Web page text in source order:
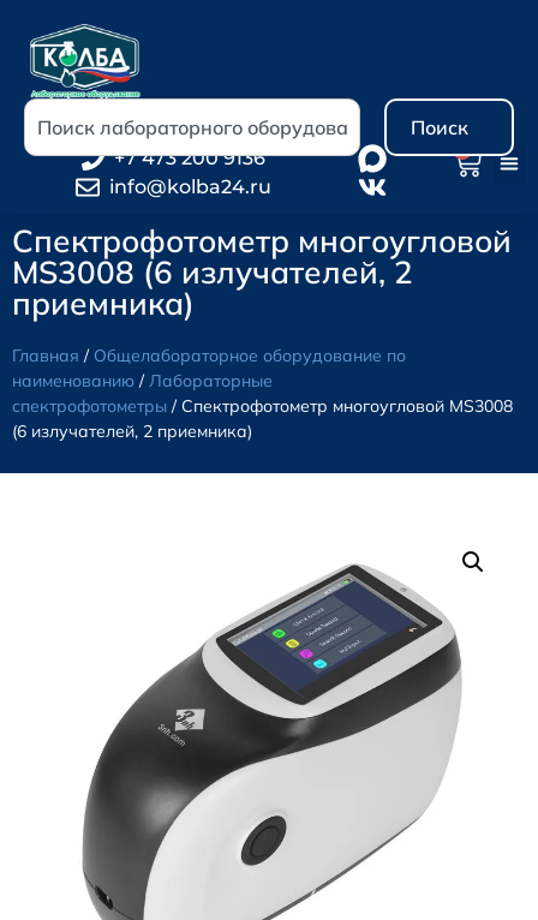
Поиск
+7 473 200 9136
info@kolba24.ru
Спектрофотометр многоугловой
MS3008 (6 излучателей, 2
приемника)
Главная / Общелабораторное оборудование по
наименованию /Лабораторные
спектрофотометры / Спектрофотометр многоугловой MS3008
(6 излучателей, 2 приемника)